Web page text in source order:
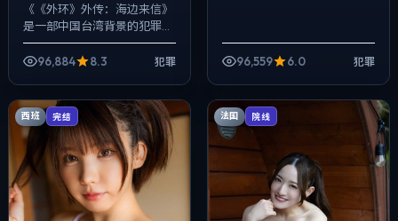
《《外环》外传：海边来信》
是一部中国台湾背景的犯罪作
品，2016年公映，由宫崎骏执
导，任素汐、易烊千玺、梁朝
96,884 8.3 犯罪 96,559 6.0 犯罪
西班 完结 法国 院线